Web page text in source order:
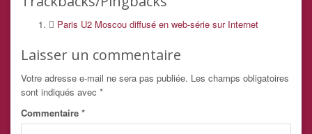
Paris U2 Moscou diffusé en web-série sur Internet
Laisser un commentaire
Votre adresse e-mail ne sera pas publiée. Les champs obligatoires
sont indiqués avec *
Commentaire *